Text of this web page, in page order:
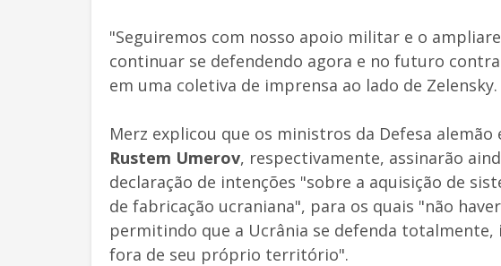
"Seguiremos com nosso apoio militar e o
continuar se defendendo agora e no futuro
em uma coletiva de imprensa ao lado de Zelensky.
Merz explicou que os ministros da Defesa alemão
Rustem Umerov, respectivamente, assinarão
declaração de intenções "sobre a aquisição de
de fabricação ucraniana", para os quais "não
permitindo que a Ucrânia se defenda
fora de seu próprio território".